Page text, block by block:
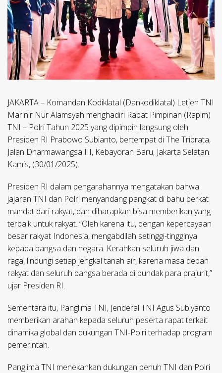
JAKARTA – Komandan Kodiklatal (Dankodiklatal) Letjen TNI
Marinir Nur Alamsyah menghadiri Rapat Pimpinan (Rapim)
TNI – Polri Tahun 2025 yang dipimpin langsung oleh
Presiden RI Prabowo Subianto, bertempat di The Tribrata,
Jalan Dharmawangsa III, Kebayoran Baru, Jakarta Selatan.
Kamis, (30/01/2025).
Presiden RI dalam pengarahannya mengatakan bahwa
jajaran TNI dan Polri menyandang pangkat di bahu berkat
mandat dari rakyat, dan diharapkan bisa memberikan yang
terbaik untuk rakyat. “Oleh karena itu, dengan kepercayaan
besar rakyat Indonesia, mengabdilah setinggi-tingginya
kepada bangsa dan negara. Kerahkan seluruh jiwa dan
raga, lindungi setiap jengkal tanah air, karena masa depan
rakyat dan seluruh bangsa berada di pundak para prajurit,”
ujar Presiden RI.
Sementara itu, Panglima TNI, Jenderal TNI Agus Subiyanto
memberikan arahan kepada seluruh peserta rapat terkait
dinamika global dan dukungan TNI-Polri terhadap program
pemerintah.
Panglima TNI menekankan dukungan penuh TNI dan Polri